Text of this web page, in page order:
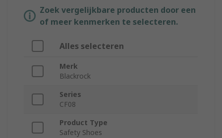
Zoek vergelijkbare producten door een
of meer kenmerken te selecteren.
Alles selecteren
Merk
Blackrock
Series
CF08
Product Type
Safety Shoes